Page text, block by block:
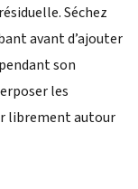
Séchez
avant d’ajouter
son
les
librement autour